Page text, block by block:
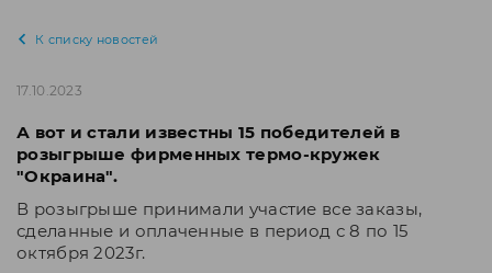
К списку новостей
17.10.2023
А вот и стали известны 15 победителей в
розыгрыше фирменных термо-кружек
"Окраина".
В розыгрыше принимали участие все заказы,
сделанные и оплаченные в период с 8 по 15
октября 2023г.